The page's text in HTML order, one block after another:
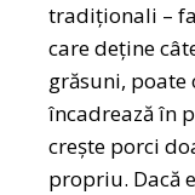
tradiționali –
care deține
grăsuni, poate
încadrează în
crește porci
propriu. Dacă